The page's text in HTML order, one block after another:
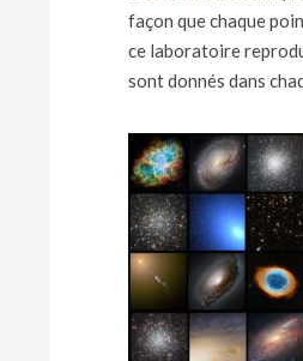
façon que chaque
ce laboratoire
sont donnés dans